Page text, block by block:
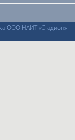
ООО НАИТ «Стадион»